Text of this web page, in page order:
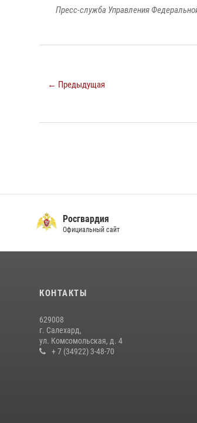
Пресс-служба Управления
← Предыдущая
Росгвардия
Официальный сайт
КОНТАКТЫ
629008
г. Салехард,
ул. Комсомольская, д. 4
+ 7 (34922) 3-48-70